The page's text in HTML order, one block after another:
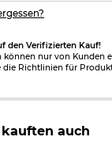
Gens Ace
Sie das
dürfen nur an
den Verifizierten Kauf!
können nur von Kunden
die Richtlinien für
auch